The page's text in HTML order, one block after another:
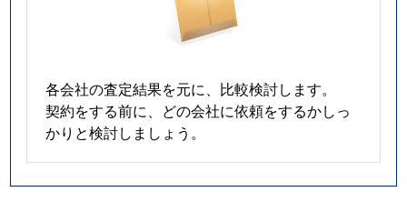
各会社の査定結果を元に、比較検討します。
契約をする前に、どの会社に依頼をするかしっ
かりと検討しましょう。